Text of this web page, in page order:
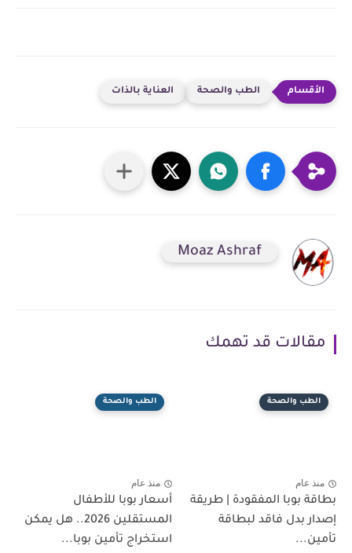
الطب والصحة العناية بالذات
Moaz Ashraf
مقالات قد تهمك
الطب والصحة
منذ عام
بطاقة بوبا المفقودة | طريقة
إصدار بدل فاقد لبطاقة
تأمين...
الطب والصحة
منذ عام
أسعار بوبا للأطفال
المستقلين 2026.. هل يمكن
استخراج تأمين بوبا...